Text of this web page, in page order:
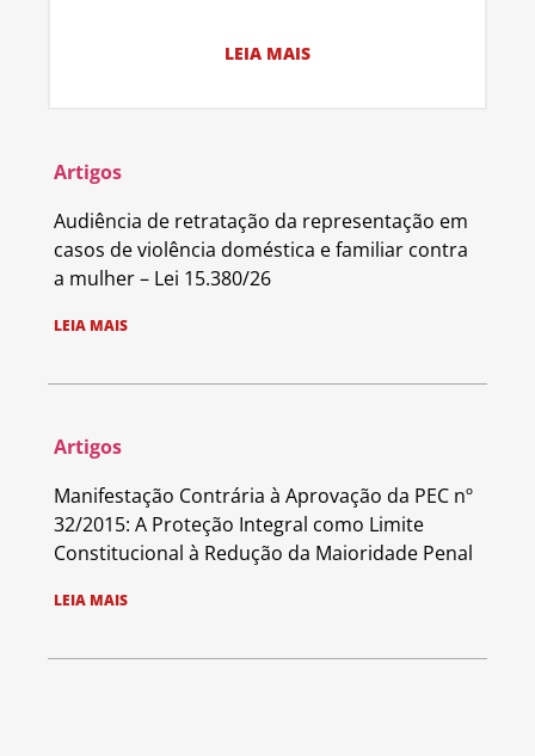
LEIA MAIS
Artigos
Audiência de retratação da representação em
casos de violência doméstica e familiar contra
a mulher – Lei 15.380/26
LEIA MAIS
Artigos
Manifestação Contrária à Aprovação da PEC nº
32/2015: A Proteção Integral como Limite
Constitucional à Redução da Maioridade Penal
LEIA MAIS